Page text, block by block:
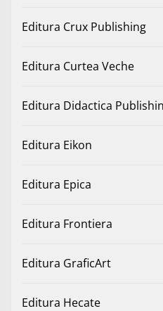
Editura Crux Publishing
Editura Curtea Veche
Editura Didactica
Editura Eikon
Editura Epica
Editura Frontiera
Editura GraficArt
Editura Hecate